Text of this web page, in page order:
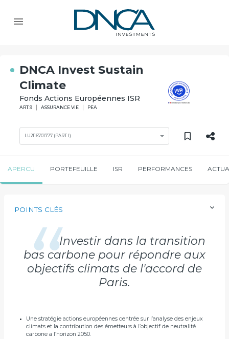
DNCA Invest Sustain
Climate
Fonds Actions Européennes ISR
ART.9 ASSURANCE VIE PEA
LU2116701777 (PART I)
APERCU PORTEFEUILLE ISR PERFORMANCES
POINTS CLÉS
Investir dans la transition
bas carbone pour répondre aux
objectifs climats de l'accord de
Paris.
Une stratégie actions européennes centrée sur l’analyse des enjeux
climats et la contribution des émetteurs à l’objectif de neutralité
carbone a l’horizon 2050.